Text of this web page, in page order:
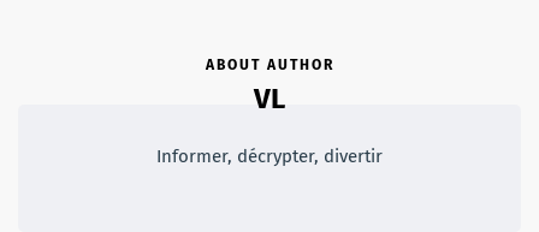
ABOUT AUTHOR
VL
Informer, décrypter, divertir